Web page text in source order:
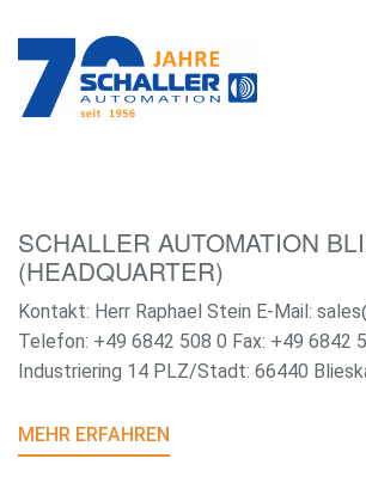
SCHALLER AUTOMATION
(HEADQUARTER)
Kontakt: Herr Raphael Stein E-Mail:
Telefon: +49 6842 508 0 Fax: +49 6842
Industriering 14 PLZ/Stadt: 66440
MEHR ERFAHREN